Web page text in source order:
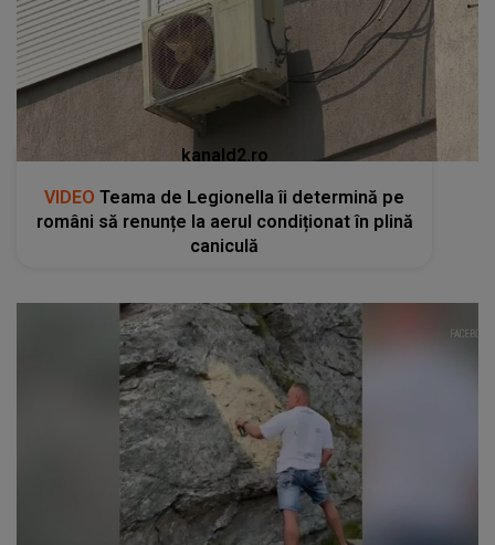
kanald2.ro
VIDEO Teama de Legionella îi determină pe
români să renunțe la aerul condiționat în plină
caniculă